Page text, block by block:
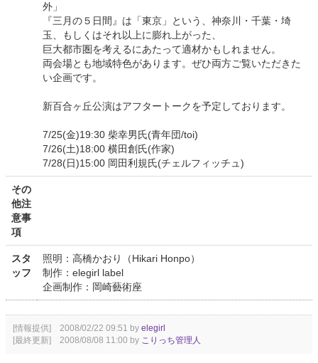
外」
『三月の５日間』は「東京」という、神奈川・千葉・埼
玉、もしくはそれ以上に膨れ上がった、
巨大都市圏を考えるにあたって適材かもしれません。
両会場とも地域特色があります。ぜひ両方ご覧いただきた
い企画です。
新百合ヶ丘公演はアフタートークを予定しております。
7/25(金)19:30 柴幸男氏(青年団/toi)
7/26(土)18:00 横田創氏(作家)
7/28(日)15:00 岡田利規氏(チェルフィッチュ)
その
他注
意事
項
スタ
ッフ
照明：高橋かおり（Hikari Honpo）
制作：elegirl label
企画制作：岡崎藝術座
[情報提供] 2008/02/22 09:51 by elegirl
[最終更新] 2008/08/08 11:00 by こりっち管理人